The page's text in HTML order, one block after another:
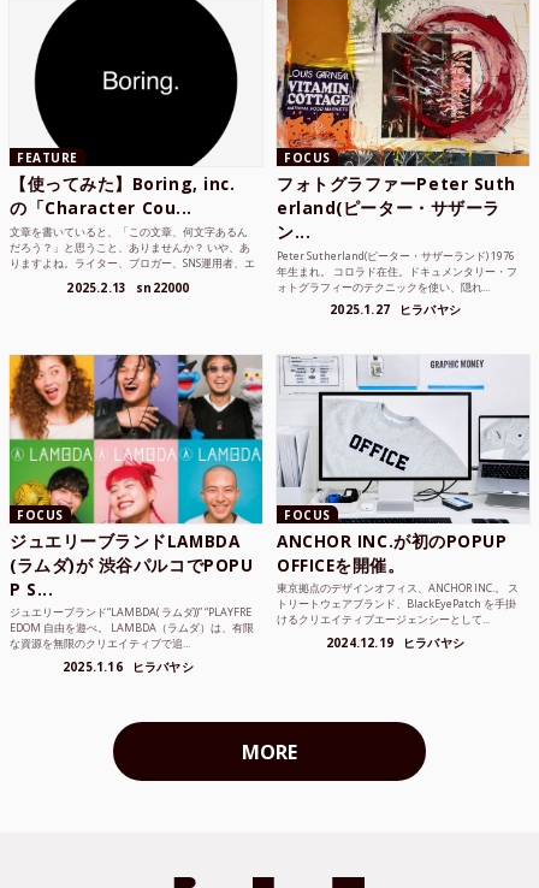
FEATURE
【使ってみた】Boring, inc.
の「Character Cou...
文章を書いていると、「この文章、何文字あるん
だろう？」と思うこと、ありませんか？ いや、あ
りますよね。ライター、ブロガー、SNS運用者、エ
2025.2.13 sn22000
FOCUS
フォトグラファーPeter Suth
erland(ピーター・サザーラ
ン...
Peter Sutherland(ピーター・サザーランド) 1976
年生まれ。 コロラド在住。ドキュメンタリー・フ
ォトグラフィーのテクニックを使い、隠れ...
2025.1.27 ヒラバヤシ
FOCUS
ジュエリーブランドLAMBDA
(ラムダ)が 渋谷パルコでPOPU
P S...
ジュエリーブランド“LAMBDA( ラムダ))” “PLAYFRE
EDOM 自由を遊べ。 LAMBDA（ラムダ）は、有限
な資源を無限のクリエイティブで追...
2025.1.16 ヒラバヤシ
FOCUS
ANCHOR INC.が初のPOPUP
OFFICEを開催。
東京拠点のデザインオフィス、ANCHOR INC.。 ス
トリートウェアブランド、BlackEyePatch を手掛
けるクリエイティブエージェンシーとして...
2024.12.19 ヒラバヤシ
MORE